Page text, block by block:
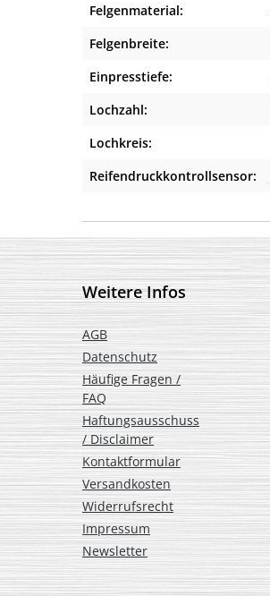
Felgenmaterial:
Felgenbreite:
Einpresstiefe:
Lochzahl:
Lochkreis:
Reifendruckkontrollsensor:
Weitere Infos
AGB
Datenschutz
Häufige Fragen /
FAQ
Haftungsausschuss
/ Disclaimer
Kontaktformular
Versandkosten
Widerrufsrecht
Impressum
Newsletter